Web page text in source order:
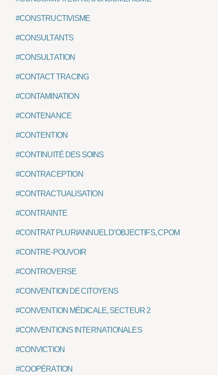
#CONSTRUCTIVISME
#CONSULTANTS
#CONSULTATION
#CONTACT TRACING
#CONTAMINATION
#CONTENANCE
#CONTENTION
#CONTINUITÉ DES SOINS
#CONTRACEPTION
#CONTRACTUALISATION
#CONTRAINTE
#CONTRAT PLURIANNUEL D’OBJECTIFS, CPOM
#CONTRE-POUVOIR
#CONTROVERSE
#CONVENTION DE CITOYENS
#CONVENTION MÉDICALE, SECTEUR 2
#CONVENTIONS INTERNATIONALES
#CONVICTION
#COOPÉRATION